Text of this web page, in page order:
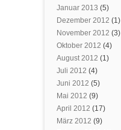
Januar 2013 (5)
Dezember 2012 (1)
November 2012 (3)
Oktober 2012 (4)
August 2012 (1)
Juli 2012 (4)
Juni 2012 (5)
Mai 2012 (9)
April 2012 (17)
März 2012 (9)